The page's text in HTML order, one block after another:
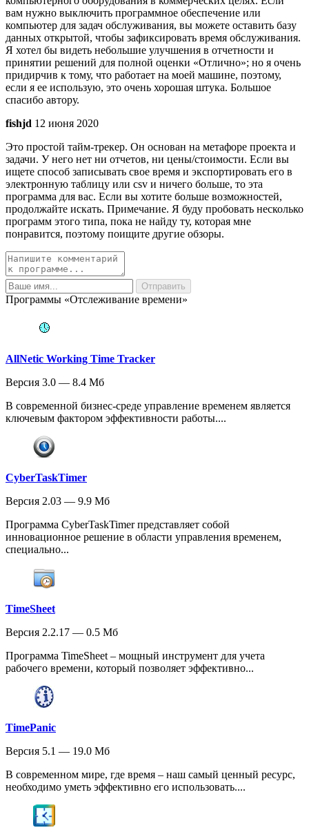
вам нужно выключить программное обеспечение или
компьютер для задач обслуживания, вы можете оставить базу
данных открытой, чтобы зафиксировать время обслуживания.
Я хотел бы видеть небольшие улучшения в отчетности и
принятии решений для полной оценки «Отлично»; но я очень
придирчив к тому, что работает на моей машине, поэтому,
если я ее использую, это очень хорошая штука. Большое
спасибо автору.
fishjd 12 июня 2020
Это простой тайм-трекер. Он основан на метафоре проекта и
задачи. У него нет ни отчетов, ни цены/стоимости. Если вы
ищете способ записывать свое время и экспортировать его в
электронную таблицу или csv и ничего больше, то эта
программа для вас. Если вы хотите больше возможностей,
продолжайте искать. Примечание. Я буду пробовать несколько
программ этого типа, пока не найду ту, которая мне
понравится, поэтому поищите другие обзоры.
Программы «Отслеживание времени»
AllNetic Working Time Tracker
Версия 3.0 — 8.4 Мб
В современной бизнес-среде управление временем является
ключевым фактором эффективности работы....
CyberTaskTimer
Версия 2.03 — 9.9 Мб
Программа CyberTaskTimer представляет собой
инновационное решение в области управления временем,
специально...
TimeSheet
Версия 2.2.17 — 0.5 Мб
Программа TimeSheet – мощный инструмент для учета
рабочего времени, который позволяет эффективно...
TimePanic
Версия 5.1 — 19.0 Мб
В современном мире, где время – наш самый ценный ресурс,
необходимо уметь эффективно его использовать....